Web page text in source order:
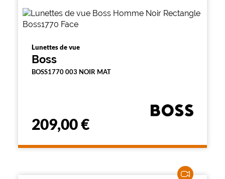
Lunettes de vue
Boss
BOSS1770 003 NOIR MAT
209,00 €